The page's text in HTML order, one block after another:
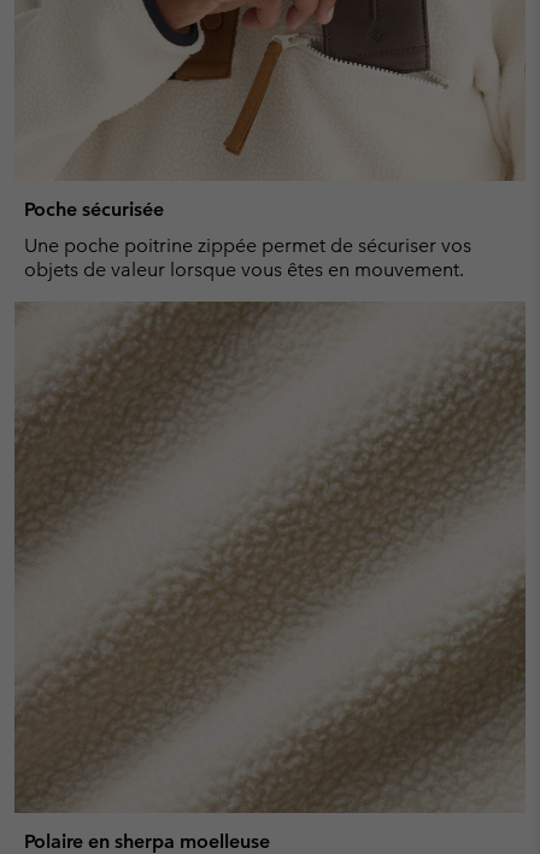
Poche sécurisée
Une poche poitrine zippée permet de sécuriser vos
objets de valeur lorsque vous êtes en mouvement.
Polaire en sherpa moelleuse